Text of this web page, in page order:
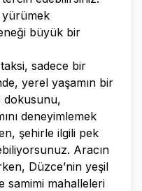
yürümek
büyük bir
sadece bir
yerel yaşamın bir
dokusunu,
deneyimlemek
şehirle ilgili pek
Aracın
Düzce’nin yeşil
samimi mahalleleri